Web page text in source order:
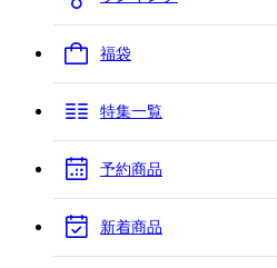
福袋
特集一覧
予約商品
新着商品